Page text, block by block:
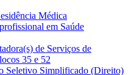
Médica
em Saúde
de Serviços de
35 e 52
Seletivo Simplificado (Direito)